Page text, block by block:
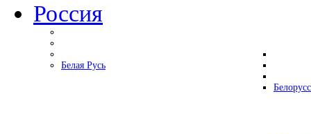
Россия
Белая Русь